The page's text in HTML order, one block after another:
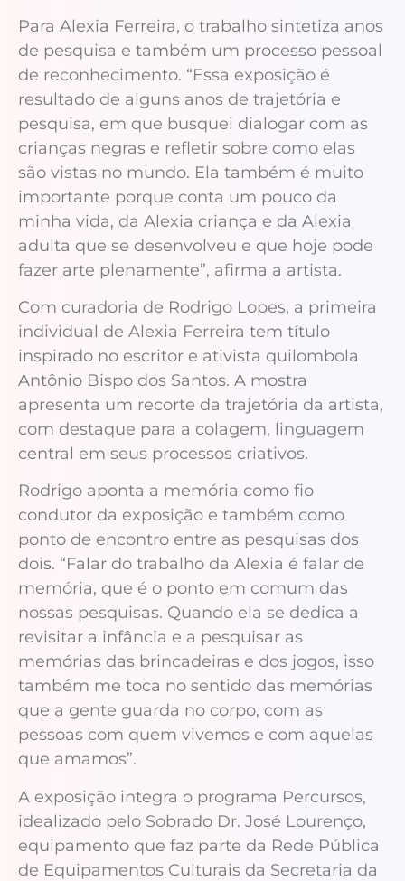
Para Alexia Ferreira, o trabalho sintetiza anos
de pesquisa e também um processo pessoal
de reconhecimento. “Essa exposição é
resultado de alguns anos de trajetória e
pesquisa, em que busquei dialogar com as
crianças negras e refletir sobre como elas
são vistas no mundo. Ela também é muito
importante porque conta um pouco da
minha vida, da Alexia criança e da Alexia
adulta que se desenvolveu e que hoje pode
fazer arte plenamente”, afirma a artista.
Com curadoria de Rodrigo Lopes, a primeira
individual de Alexia Ferreira tem título
inspirado no escritor e ativista quilombola
Antônio Bispo dos Santos. A mostra
apresenta um recorte da trajetória da artista,
com destaque para a colagem, linguagem
central em seus processos criativos.
Rodrigo aponta a memória como fio
condutor da exposição e também como
ponto de encontro entre as pesquisas dos
dois. “Falar do trabalho da Alexia é falar de
memória, que é o ponto em comum das
nossas pesquisas. Quando ela se dedica a
revisitar a infância e a pesquisar as
memórias das brincadeiras e dos jogos, isso
também me toca no sentido das memórias
que a gente guarda no corpo, com as
pessoas com quem vivemos e com aquelas
que amamos”.
A exposição integra o programa Percursos,
idealizado pelo Sobrado Dr. José Lourenço,
equipamento que faz parte da Rede Pública
de Equipamentos Culturais da Secretaria da